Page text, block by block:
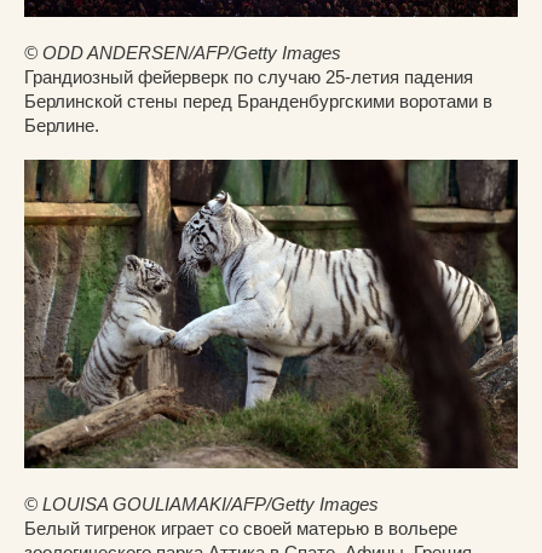
© ODD ANDERSEN/AFP/Getty Images
Грандиозный фейерверк по случаю 25-летия падения
Берлинской стены перед Бранденбургскими воротами в
Берлине.
© LOUISA GOULIAMAKI/AFP/Getty Images
Белый тигренок играет со своей матерью в вольере